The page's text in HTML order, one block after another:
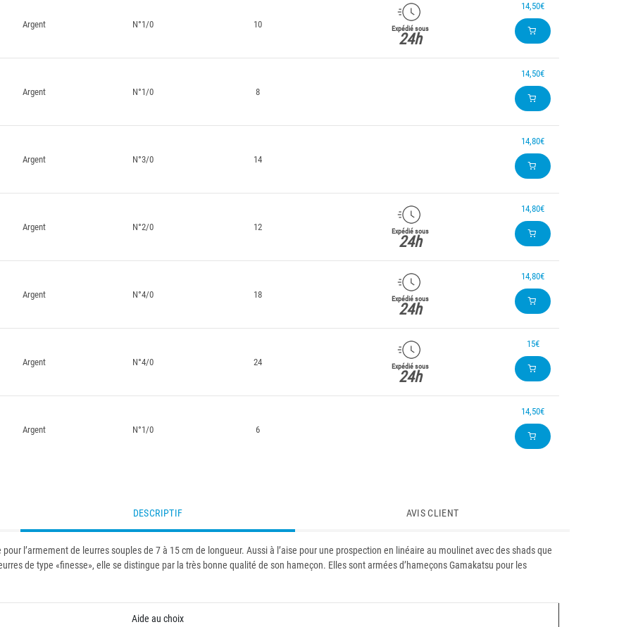
Argent N°1/0 10 Expédié sous
24h
14,50€
Argent N°1/0 8
14,50€
Argent N°3/0 14
14,80€
Argent N°2/0 12 Expédié sous
24h
14,80€
Argent N°4/0 18 Expédié sous
24h
14,80€
Argent N°4/0 24 Expédié sous
24h
15€
Argent N°1/0 6
14,50€
DESCRIPTIF AVIS CLIENT
l’armement de leurres souples de 7 à 15 cm de longueur. Aussi à l’aise pour une prospection en linéaire au moulinet avec des shads que
de type «finesse», elle se distingue par la très bonne qualité de son hameçon. Elles sont armées d’hameçons Gamakatsu pour les
Aide au choix